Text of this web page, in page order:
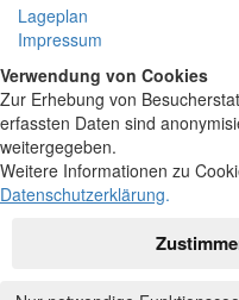
Lageplan
Impressum
Verwendung von Cookies
Zur Erhebung von
erfassten Daten sind
weitergegeben.
Weitere Informationen zu
Datenschutzerklärung.